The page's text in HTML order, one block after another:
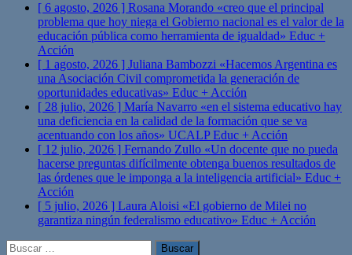
[ 6 agosto, 2026 ] Rosana Morando «creo que el principal
problema que hoy niega el Gobierno nacional es el valor de la
educación pública como herramienta de igualdad» Educ +
Acción
[ 1 agosto, 2026 ] Juliana Bambozzi «Hacemos Argentina es
una Asociación Civil comprometida la generación de
oportunidades educativas» Educ + Acción
[ 28 julio, 2026 ] María Navarro «en el sistema educativo hay
una deficiencia en la calidad de la formación que se va
acentuando con los años» UCALPEduc + Acción
[ 12 julio, 2026 ] Fernando Zullo «Un docente que no pueda
hacerse preguntas difícilmente obtenga buenos resultados de
las órdenes que le imponga a la inteligencia artificial» Educ +
Acción
[ 5 julio, 2026 ] Laura Aloisi «El gobierno de Milei no
garantiza ningún federalismo educativo» Educ + Acción
Buscar: